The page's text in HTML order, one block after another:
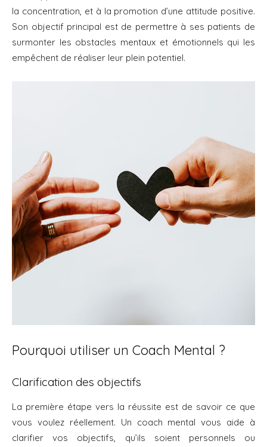
la concentration, et à la promotion d’une attitude positive.
Son objectif principal est de permettre à ses patients de
surmonter les obstacles mentaux et émotionnels qui les
empêchent de réaliser leur plein potentiel.
Pourquoi utiliser un Coach Mental ?
Clarification des objectifs
La première étape vers la réussite est de savoir ce que
vous voulez réellement. Un coach mental vous aide à
clarifier vos objectifs, qu’ils soient personnels ou